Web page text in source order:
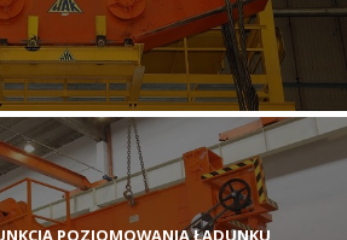
POZIOMOWANIA ŁADUNKU